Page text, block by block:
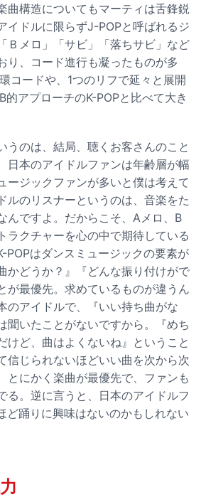
曲構造についてもマーティは舌鋒鋭
イドルに限らずJ-POPと呼ばれるジ
Ｂメロ」「サビ」「落ちサビ」など
り、コード進行も凝ったものが多
コードや、1つのリフで延々と展開
的アプローチのK-POPと比べて大き
うのは、結局、聴くお客さんのこと
日本のアイドルファンは年齢層が幅
ージックファンが多いと僕は考えて
ルのリスナーというのは、音楽をた
んですよ。だからこそ、Aメロ、B
ラクチャーを心の中で期待している
POPはダンスミュージックの要素が
かどうか？』『どんな振り付けがで
が最優先。求めているものが違うん
のアイドルで、『いい持ち曲がな
聞いたことがないですから。『めち
けど、曲はよくないね』ということ
信じられないほどいい曲を次から次
とにかく楽曲が最優先で、ファンも
る。逆に言うと、日本のアイドルフ
ど踊りに興味はないのかもしれない